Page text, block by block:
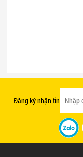
Đăng ký nhận tin